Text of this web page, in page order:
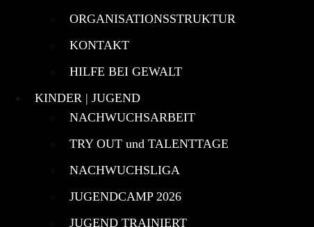
ORGANISATIONSSTRUKTUR
KONTAKT
HILFE BEI GEWALT
KINDER | JUGEND
NACHWUCHSARBEIT
TRY OUT und TALENTTAGE
NACHWUCHSLIGA
JUGENDCAMP 2026
JUGEND TRAINIERT